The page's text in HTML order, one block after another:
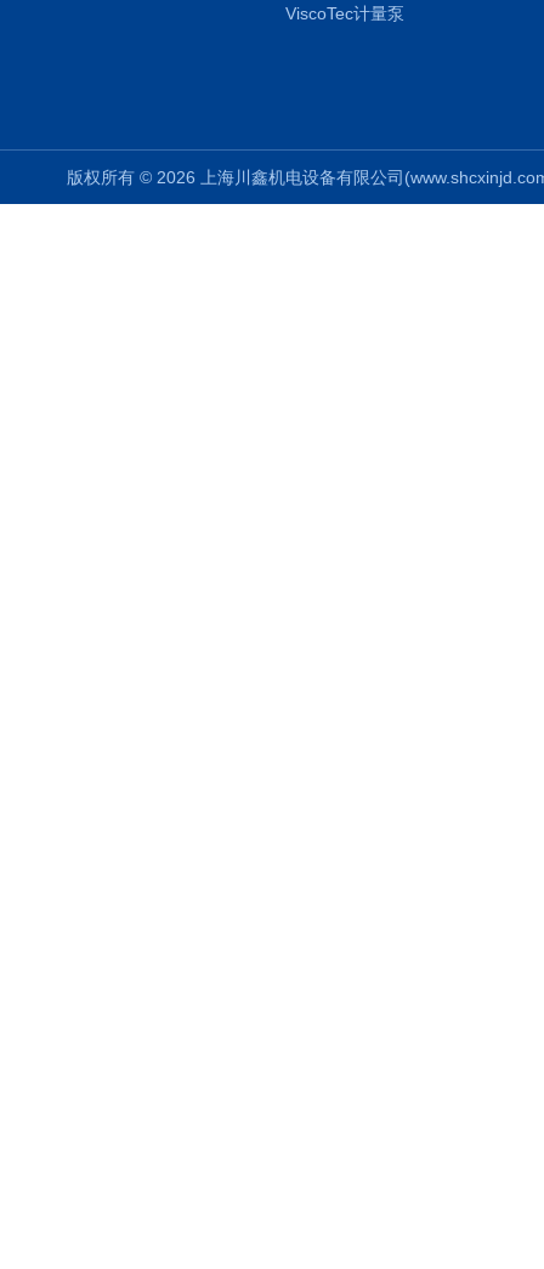
ViscoTec计量泵
版权所有 © 2026 上海川鑫机电设备有限公司